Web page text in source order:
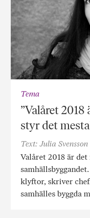
Tema
”Valåret
styr det
Text: Julia Svensson
Valåret 2018 är
klyftor, skriver
samhälles byggda